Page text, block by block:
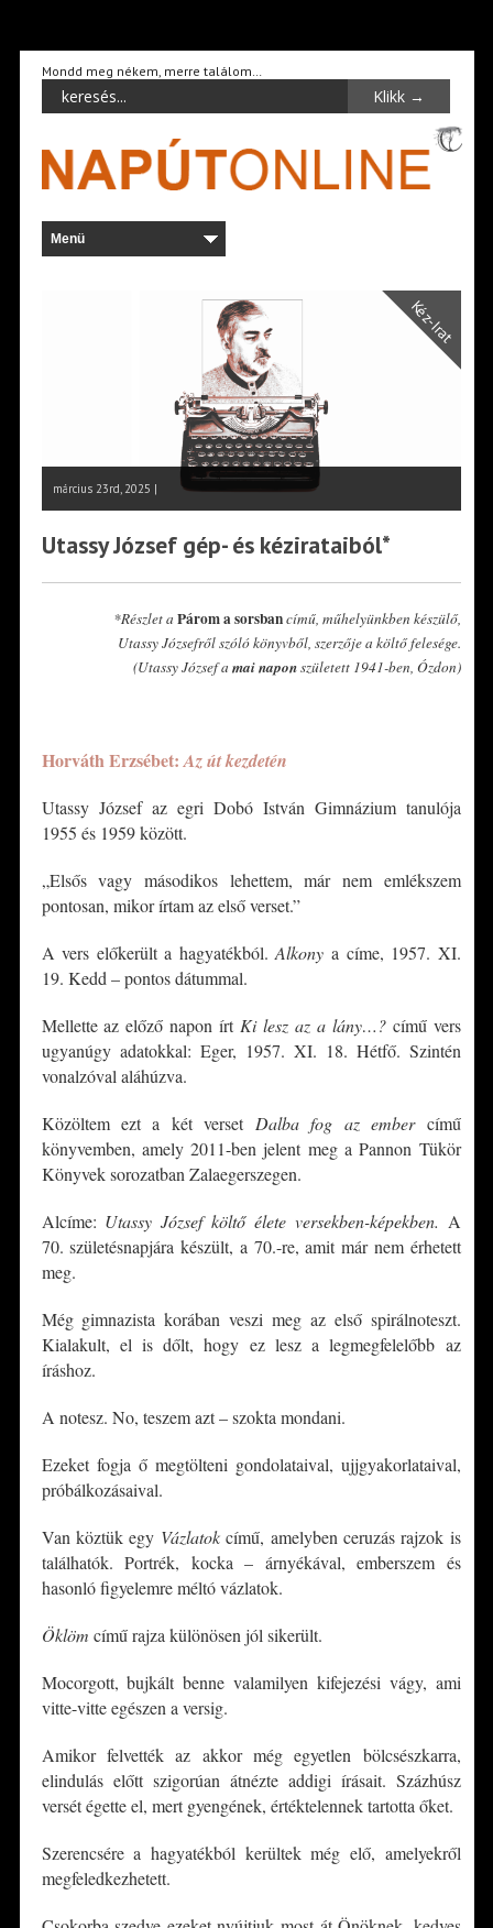
Mondd meg nékem, merre találom…
Kéz-Irat
március 23rd, 2025 |
Utassy József gép- és kézirataiból*
*Részlet a Párom a sorsbancímű, műhelyünkben készülő,
Utassy Józsefről szóló könyvből, szerzője a költő felesége.
(Utassy József a mai naponszületett 1941-ben, Ózdon)
Horváth Erzsébet: Az út kezdetén
Utassy József az egri Dobó István Gimnázium tanulója
1955 és 1959 között.
„Elsős vagy másodikos lehettem, már nem emlékszem
pontosan, mikor írtam az első verset.”
A vers előkerült a hagyatékból.Alkony a címe, 1957. XI.
19. Kedd – pontos dátummal.
Mellette az előző napon írt Ki lesz az a lány…?című vers
ugyanúgy adatokkal: Eger, 1957. XI. 18. Hétfő. Szintén
vonalzóval aláhúzva.
Közöltem ezt a két verset Dalba fog az embercímű
könyvemben, amely 2011-ben jelent meg a Pannon Tükör
Könyvek sorozatban Zalaegerszegen.
Alcíme: Utassy József költő élete versekben-képekben. A
70. születésnapjára készült, a 70.-re, amit már nem érhetett
meg.
Még gimnazista korában veszi meg az első spirálnoteszt.
Kialakult, el is dőlt, hogy ez lesz a legmegfelelőbb az
íráshoz.
A notesz. No, teszem azt – szokta mondani.
Ezeket fogja ő megtölteni gondolataival, ujjgyakorlataival,
próbálkozásaival.
Van köztük egy Vázlatokcímű, amelyben ceruzás rajzok is
találhatók. Portrék, kocka – árnyékával, emberszem és
hasonló figyelemre méltó vázlatok.
Öklöm című rajza különösen jól sikerült.
Mocorgott, bujkált benne valamilyen kifejezési vágy, ami
vitte-vitte egészen a versig.
Amikor felvették az akkor még egyetlen bölcsészkarra,
elindulás előtt szigorúan átnézte addigi írásait. Százhúsz
versét égette el, mert gyengének, értéktelennek tartotta őket.
Szerencsére a hagyatékból kerültek még elő, amelyekről
megfeledkezhetett.